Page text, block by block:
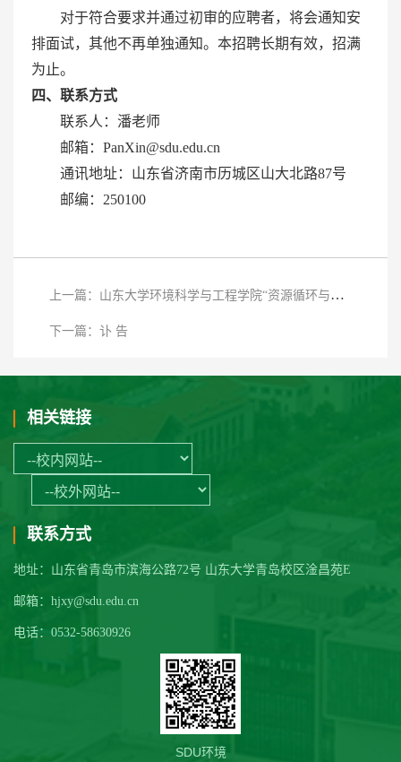
对于符合要求并通过初审的应聘者，将会通知安
排面试，其他不再单独通知。本招聘长期有效，招满
为止。
四、联系方式
联系人：潘老师
邮箱：PanXin@sdu.edu.cn
通讯地址：山东省济南市历城区山大北路87号
邮编：250100
上一篇：山东大学环境科学与工程学院“资源循环与清洁生产工艺”研究所招聘科研助理公告
下一篇：讣 告
相关链接
联系方式
地址：山东省青岛市滨海公路72号 山东大学青岛校区淦昌苑E
邮箱：hjxy@sdu.edu.cn
电话：0532-58630926
SDU环境